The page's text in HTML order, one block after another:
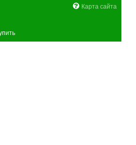
Smartec Карта сайта